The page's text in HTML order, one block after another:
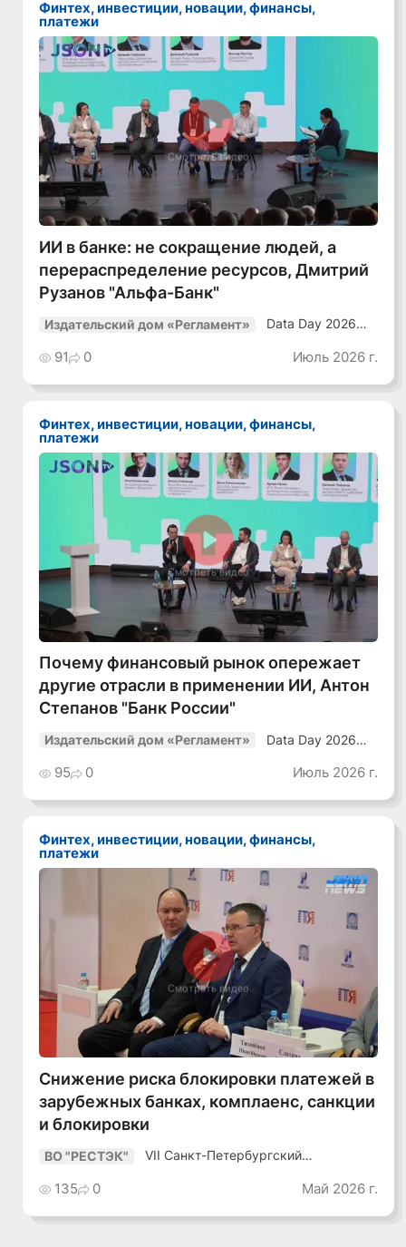
Финтех, инвестиции, новации, финансы,
платежи
Смотреть видео
ИИ в банке: не сокращение людей, а
перераспределение ресурсов, Дмитрий
Рузанов "Альфа-Банк"
Издательский дом «Регламент»
Data Day 2026
Как сохранять
уверенный курс
среде»
91 0 Июль 2026 г.
Финтех, инвестиции, новации, финансы,
платежи
Смотреть видео
Почему финансовый рынок опережает
другие отрасли в применении ИИ, Антон
Степанов "Банк России"
Издательский дом «Регламент»
Data Day 2026
Как сохранять
уверенный курс
среде»
95 0 Июль 2026 г.
Финтех, инвестиции, новации, финансы,
платежи
Смотреть видео
Снижение риска блокировки платежей в
зарубежных банках, комплаенс, санкции
и блокировки
ВО "РЕСТЭК"
VII Санкт-Петербургский
135 0 Май 2026 г.